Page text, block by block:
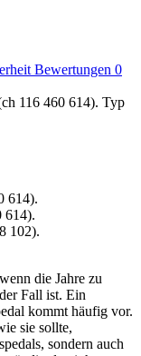
Bewertungen 0
116 460 614). Typ
614).
614).
102).
die Jahre zu
Fall ist. Ein
kommt häufig vor.
sie sollte,
sondern auch